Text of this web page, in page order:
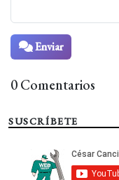
Enviar
0 Comentarios
SUSCRÍBETE